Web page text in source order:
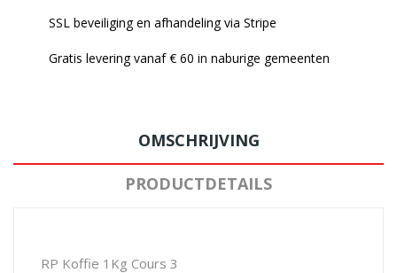
SSL beveiliging en afhandeling via Stripe
Gratis levering vanaf € 60 in naburige gemeenten
OMSCHRIJVING
PRODUCTDETAILS
RP Koffie 1Kg Cours 3